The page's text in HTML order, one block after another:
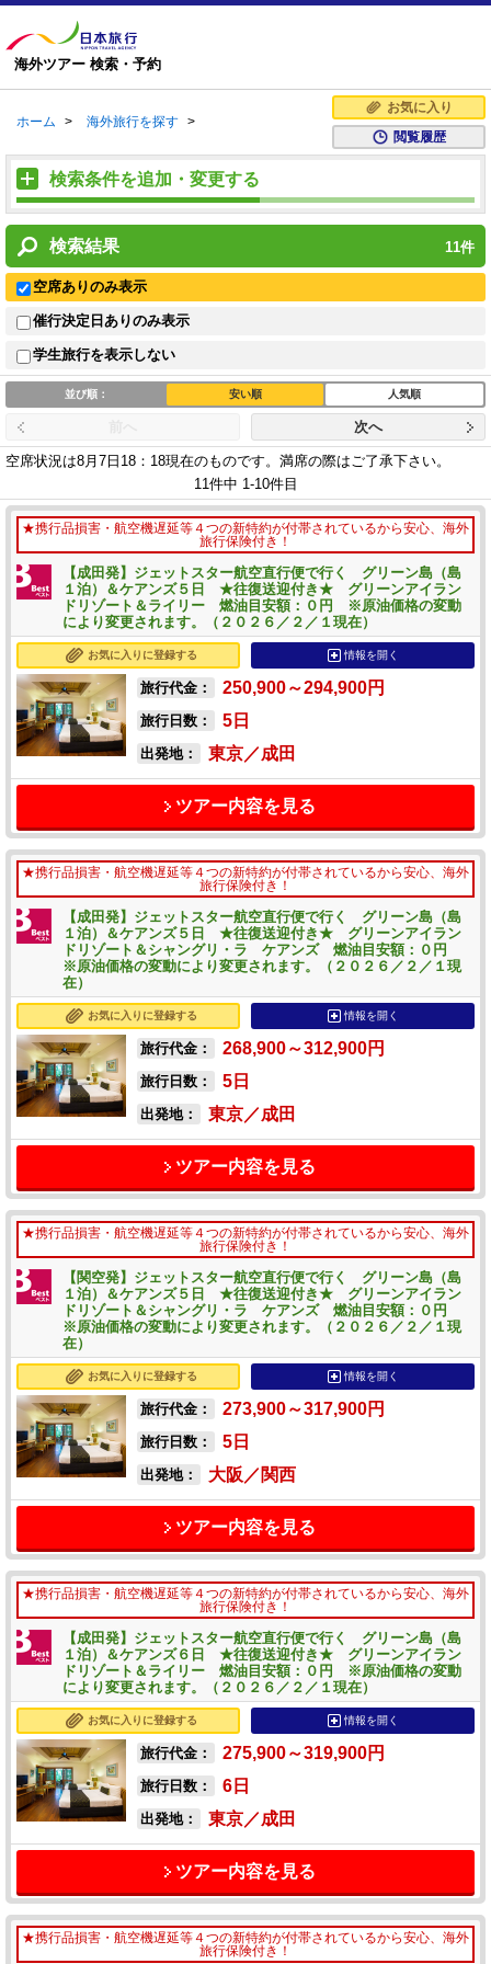
海外ツアー 検索・予約
ホーム > 海外旅行を探す >
お気に入り
閲覧履歴
検索条件を追加・変更する
検索結果 11件
空席ありのみ表示
催行決定日ありのみ表示
学生旅行を表示しない
並び順： 安い順 人気順
次へ
空席状況は8月7日18：18現在のものです。 満席の際はご了承下さい。
11件中 1-10件目
★携行品損害・航空機遅延等４つの新特約が付帯されているから安心、海外
旅行保険付き！
【成田発】ジェットスター航空直行便で行く グリーン島（島
１泊）＆ケアンズ５日 ★往復送迎付き★ グリーンアイラン
ドリゾート＆ライリー 燃油目安額：０円 ※原油価格の変動
により変更されます。（２０２６／２／１現在）
お気に入りに登録する 情報を開く
旅行代金： 250,900～294,900円
旅行日数： 5 日
出発地： 東京／成田
ツアー内容を見る
★携行品損害・航空機遅延等４つの新特約が付帯されているから安心、海外
旅行保険付き！
【成田発】ジェットスター航空直行便で行く グリーン島（島
１泊）＆ケアンズ５日 ★往復送迎付き★ グリーンアイラン
ドリゾート＆シャングリ・ラ ケアンズ 燃油目安額：０円
※原油価格の変動により変更されます。（２０２６／２／１現
在）
お気に入りに登録する 情報を開く
旅行代金： 268,900～312,900円
旅行日数： 5 日
出発地： 東京／成田
ツアー内容を見る
★携行品損害・航空機遅延等４つの新特約が付帯されているから安心、海外
旅行保険付き！
【関空発】ジェットスター航空直行便で行く グリーン島（島
１泊）＆ケアンズ５日 ★往復送迎付き★ グリーンアイラン
ドリゾート＆シャングリ・ラ ケアンズ 燃油目安額：０円
※原油価格の変動により変更されます。（２０２６／２／１現
在）
お気に入りに登録する 情報を開く
旅行代金： 273,900～317,900円
旅行日数： 5 日
出発地： 大阪／関西
ツアー内容を見る
★携行品損害・航空機遅延等４つの新特約が付帯されているから安心、海外
旅行保険付き！
【成田発】ジェットスター航空直行便で行く グリーン島（島
１泊）＆ケアンズ６日 ★往復送迎付き★ グリーンアイラン
ドリゾート＆ライリー 燃油目安額：０円 ※原油価格の変動
により変更されます。（２０２６／２／１現在）
お気に入りに登録する 情報を開く
旅行代金： 275,900～319,900円
旅行日数： 6 日
出発地： 東京／成田
ツアー内容を見る
★携行品損害・航空機遅延等４つの新特約が付帯されているから安心、海外
旅行保険付き！